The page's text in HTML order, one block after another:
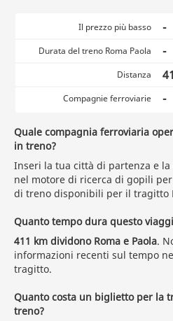
Il prezzo più basso -
Durata del treno Roma Paola -
Distanza
Compagnie ferroviarie -
Quale compagnia ferroviaria
in treno?
Inseri la tua città di partenza e
nel motore di ricerca di gopili
di treno disponibili per il tragitto
Quanto tempo dura questo
411 km dividono Roma e Paola.
informazioni recenti sul tempo
tragitto.
Quanto costa un biglietto per la
treno?